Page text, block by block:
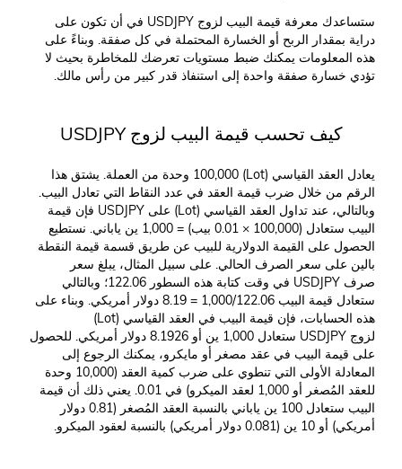
ستساعدك معرفة قيمة البيب لزوج USDJPY في أن تكون على
دراية بمقدار الربح أو الخسارة المحتملة في كل صفقة. وبناءً على
هذه المعلومات يمكنك ضبط مستويات تعرضك للمخاطرة بحيث لا
تؤدي خسارة صفقة واحدة إلى استنفاذ قدر كبير من رأس مالك.
كيف تحسب قيمة البيب لزوج USDJPY
يعادل العقد القياسي (Lot) 100,000 وحدة من العملة. يشتق هذا
الرقم من خلال ضرب قيمة العقد في عدد النقاط التي تعادل البيب.
وبالتالي، عند تداول العقد القياسي (Lot) على USDJPY فإن قيمة
البيب ستعادل (100,000 × 0.01 بيب) = 1,000 ين ياباني. نستطيع
الحصول على القيمة الدولارية للبيب عن طريق قسمة قيمة النقطة
بالين على سعر الصرف الحالي. على سبيل المثال، يبلغ سعر
صرف USDJPY في وقت كتابة هذه السطور 122.06؛ وبالتالي
ستعادل قيمة البيب 1,000/122.06 = 8.19 دولار أمريكي. وبناء على
هذه الحسابات، فإن قيمة البيب في العقد القياسي (Lot)
لزوج USDJPY ستعادل 1,000 ين أو 8.1926 دولار أمريكي. للحصول
على قيمة البيب في عقد مصغر أو مايكرو، يمكنك الرجوع إلى
المعادلة الأولى التي تنطوي على ضرب كمية العقد (10,000 وحدة
للعقد المُصغر أو 1,000 لعقد الميكرو) في 0.01. يعني ذلك أن قيمة
البيب ستعادل 100 ين ياباني بالنسبة العقد المُصغر (0.81 دولار
أمريكي) أو 10 ين (0.081 دولار أمريكي) بالنسبة لعقود الميكرو.